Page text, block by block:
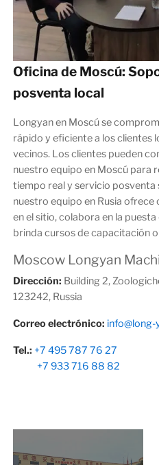
Oficina de Moscú:
posventa local
Longyan en Moscú se
rápido y eficiente a los clientes
vecinos. Los clientes pueden
nuestro equipo en Moscú para
tiempo real y servicio posventa
nuestro equipo en Rusia
en el sitio, colabora en la
brinda cursos de capacitación
Moscow Longyan
Dirección: Building 2,
123242, Russia
Correo electrónico: info@long-
Tel.: +7 495 787 76 27
+7 933 716 88 82